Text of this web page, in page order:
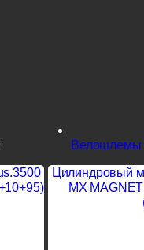
Велошлемы
Цилиндровый
MX